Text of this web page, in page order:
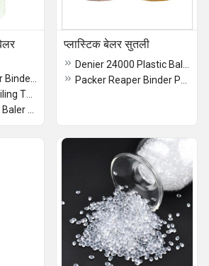
प्लास्टिक बेलर सुतली